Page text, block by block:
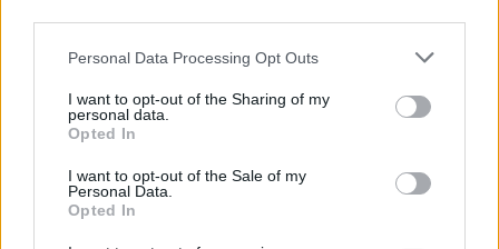
Personal Data Processing Opt Outs
I want to opt-out of the Sharing of my
personal data.
Opted In
I want to opt-out of the Sale of my
Personal Data.
Opted In
CALABASAS
Ετικέτα:CALABASAS